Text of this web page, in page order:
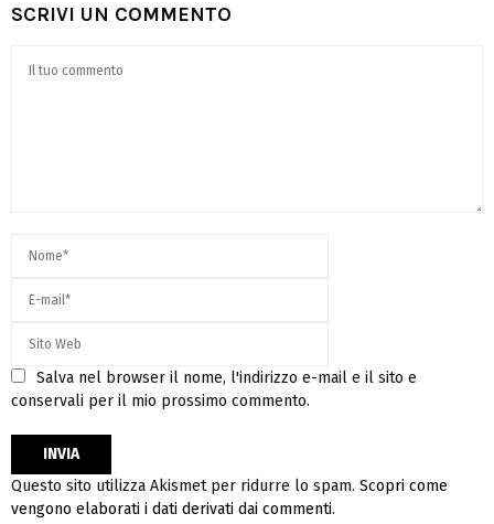
SCRIVI UN COMMENTO
Salva nel browser il nome, l'indirizzo e-mail e il sito e
conservali per il mio prossimo commento.
Questo sito utilizza Akismet per ridurre lo spam. Scopri come
vengono elaborati i dati derivati dai commenti.